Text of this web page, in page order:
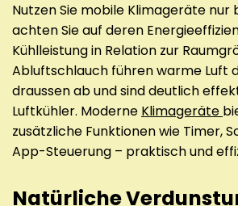
Nutzen Sie mobile Klimageräte nur
achten Sie auf deren
Kühlleistung in Relation zur
Abluftschlauch führen warme Luft
draussen ab und sind deutlich
Luftkühler. Moderne Klimageräte
zusätzliche Funktionen wie Timer,
App-Steuerung – praktisch und
Natürliche